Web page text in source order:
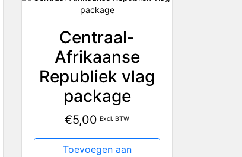
Centraal-
Afrikaanse
Republiek vlag
package
€5,00 Excl. BTW
Toevoegen aan